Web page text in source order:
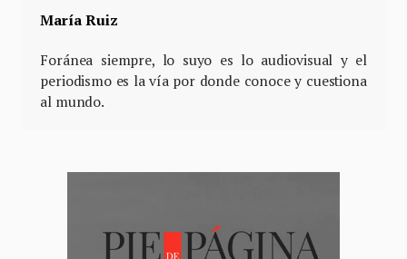
María Ruiz
Foránea siempre, lo suyo es lo audiovisual y el
periodismo es la vía por donde conoce y cuestiona
al mundo.